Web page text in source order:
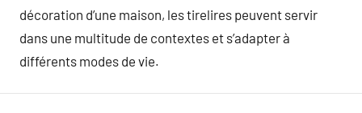
décoration d’une maison, les tirelires peuvent servir
dans une multitude de contextes et s’adapter à
différents modes de vie.